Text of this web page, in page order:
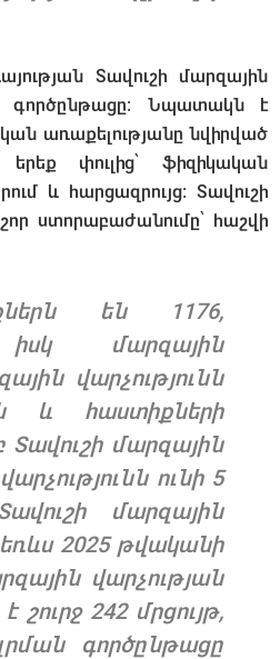
Տավուշի մարզային
գործընթացը։ Նպատակն է
առաքելությանը նվիրված
փուլից՝ ֆիզիկական
և հարցազրույց։ Տավուշի
ստորաբաժանումը՝ հաշվի
են 1176,
մարզային
վարչությունն
և հաստիքների
մարզային
ունի 5
մարզային
2025 թվականի
վարչության
242 մրցույթ,
գործընթացը